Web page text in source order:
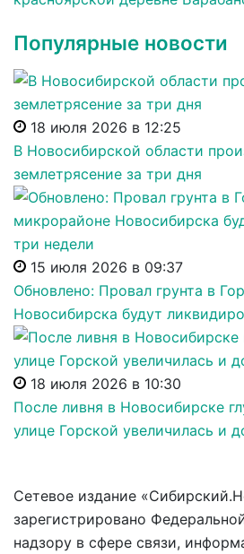
Популярные новости
18 июля 2026 в 12:25
В Новосибирской области
землетрясение за три дня
15 июля 2026 в 09:37
Обновлено: Провал грунта в
Новосибирска будут
18 июля 2026 в 10:30
После ливня в Новосибирске
улице Горской увеличилась и
Сетевое издание
зарегистрировано
надзору в сфере связи,